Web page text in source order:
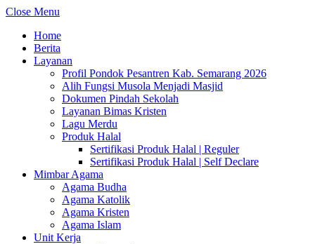
Close Menu
Home
Berita
Layanan
Profil Pondok Pesantren Kab. Semarang 2026
Alih Fungsi Musola Menjadi Masjid
Dokumen Pindah Sekolah
Layanan Bimas Kristen
Lagu Merdu
Produk Halal
Sertifikasi Produk Halal | Reguler
Sertifikasi Produk Halal | Self Declare
Mimbar Agama
Agama Budha
Agama Katolik
Agama Kristen
Agama Islam
Unit Kerja